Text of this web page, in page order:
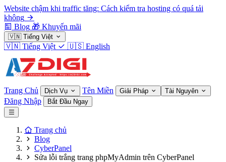
Website chậm khi traffic tăng: Cách kiểm tra hosting có quá tải
không
Blog 🎁 Khuyến mãi
🇻🇳 Tiếng Việt
🇻🇳 Tiếng Việt 🇺🇸 English
Trang Chủ Dịch Vụ Tên Miền Giải Pháp Tài Nguyên
Đăng Nhập Bắt Đầu Ngay
Trang chủ
Blog
CyberPanel
Sửa lỗi trắng trang phpMyAdmin trên CyberPanel